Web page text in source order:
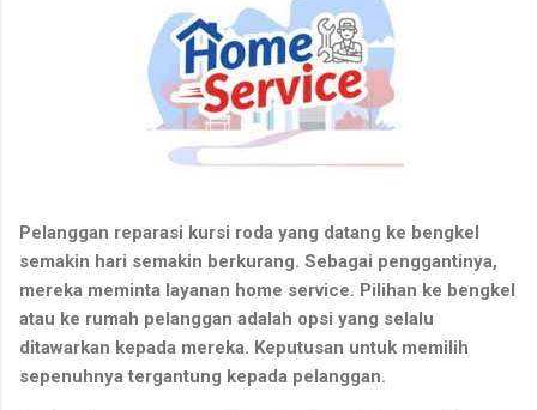
Pelanggan reparasi kursi roda yang datang ke bengkel
semakin hari semakin berkurang. Sebagai penggantinya,
mereka meminta layanan home service. Pilihan ke bengkel
atau ke rumah pelanggan adalah opsi yang selalu
ditawarkan kepada mereka. Keputusan untuk memilih
sepenuhnya tergantung kepada pelanggan.